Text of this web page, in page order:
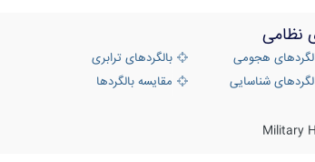
نظامی
هجومی
بالگردهای ترابری
شناسایی
مقایسه بالگردها
Military